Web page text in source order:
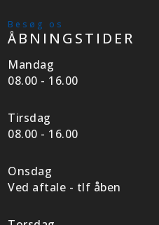
Besøg os
ÅBNINGSTIDER
Mandag
08.00 - 16.00
Tirsdag
08.00 - 16.00
Onsdag
Ved aftale - tlf åben